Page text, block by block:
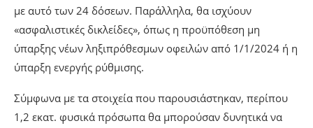
με αυτό των 24 δόσεων. Παράλληλα, θα ισχύουν
«ασφαλιστικές δικλείδες», όπως η προϋπόθεση μη
ύπαρξης νέων ληξιπρόθεσμων οφειλών από 1/1/2024 ή η
ύπαρξη ενεργής ρύθμισης.
Σύμφωνα με τα στοιχεία που παρουσιάστηκαν, περίπου
1,2 εκατ. φυσικά πρόσωπα θα μπορούσαν δυνητικά να